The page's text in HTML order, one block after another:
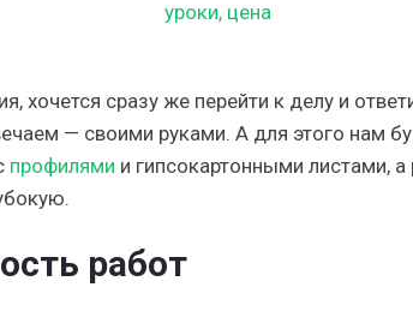
хочется сразу же перейти к делу и
— своими руками. А для этого нам
профилями и гипсокартонными листами,
работ